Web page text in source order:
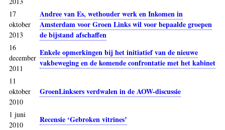
17
oktober
2013
Andree van Es, wethouder werk en Inkomen in
Amsterdam voor Groen Links wil voor bepaalde groepen
de bijstand afschaffen
16
december
2011
Enkele opmerkingen bij het initiatief van de nieuwe
vakbeweging en de komende confrontatie met het kabinet
11
oktober
2010
GroenLinksers verdwalen in de AOW-discussie
1 juni
2010
Recensie ‘Gebroken vitrines’